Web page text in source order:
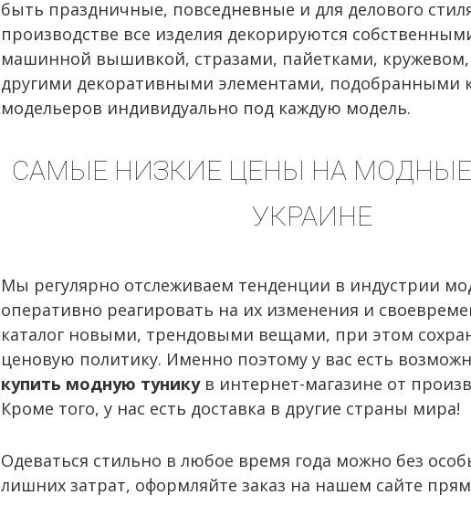
быть праздничные, повседневные и для делового
производстве все изделия декорируются
машинной вышивкой, стразами, пайетками,
другими декоративными элементами, подобранными
модельеров индивидуально под каждую модель.
САМЫЕ НИЗКИЕ ЦЕНЫ НА
УКРАИНЕ
Мы регулярно отслеживаем тенденции в индустрии
оперативно реагировать на их изменения и
каталог новыми, трендовыми вещами, при этом
ценовую политику. Именно поэтому у вас есть
купить модную туникув интернет-магазине от
Кроме того, у нас есть доставка в другие страны мира!
Одеваться стильно в любое время года можно без
лишних затрат, оформляйте заказ на нашем сайте